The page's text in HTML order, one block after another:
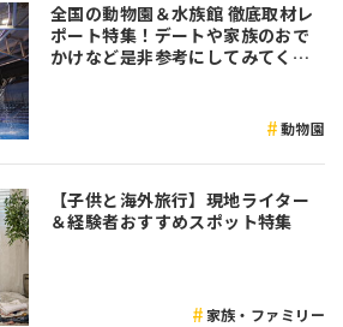
全国の動物園＆水族館 徹底取材レ
ポート特集！デートや家族のおで
かけなど是非参考にしてみてくだ
動物園
【子供と海外旅行】現地ライター
＆経験者おすすめスポット特集
家族・ファミリー